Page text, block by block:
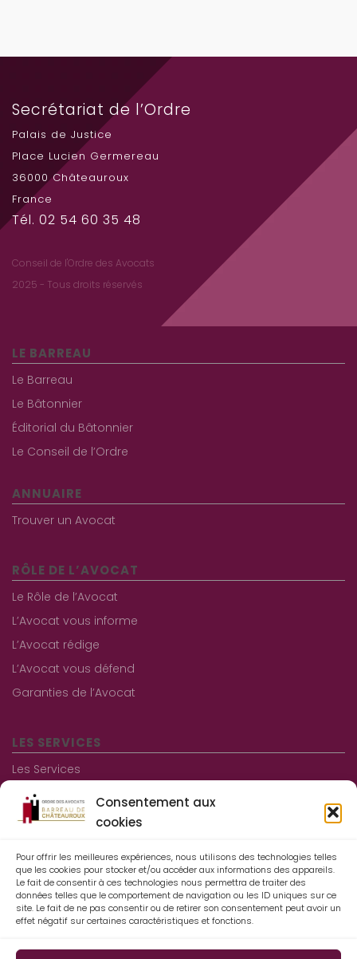
Consentement aux
cookies
Pour offrir les meilleures expériences, nous utilisons des technologies telles
que les cookies pour stocker et/ou accéder aux informations des appareils.
Le fait de consentir à ces technologies nous permettra de traiter des
données telles que le comportement de navigation ou les ID uniques sur ce
site. Le fait de ne pas consentir ou de retirer son consentement peut avoir un
effet négatif sur certaines caractéristiques et fonctions.
Secrétariat de l’Ordre
Palais de Justice
Place Lucien Germereau
36000 Châteauroux
France
Tél. 02 54 60 35 48
Conseil de l'Ordre des Avocats
2025 - Tous droits réservés
LE BARREAU
Le Barreau
Le Bâtonnier
Éditorial du Bâtonnier
Le Conseil de l’Ordre
ANNUAIRE
Trouver un Avocat
RÔLE DE L’AVOCAT
Le Rôle de l’Avocat
L’Avocat vous informe
L’Avocat rédige
L’Avocat vous défend
Garanties de l’Avocat
LES SERVICES
Les Services
Les consultations gratuites
Aide juridictionnelle
Informations pratiques
Contact
Mentions légales